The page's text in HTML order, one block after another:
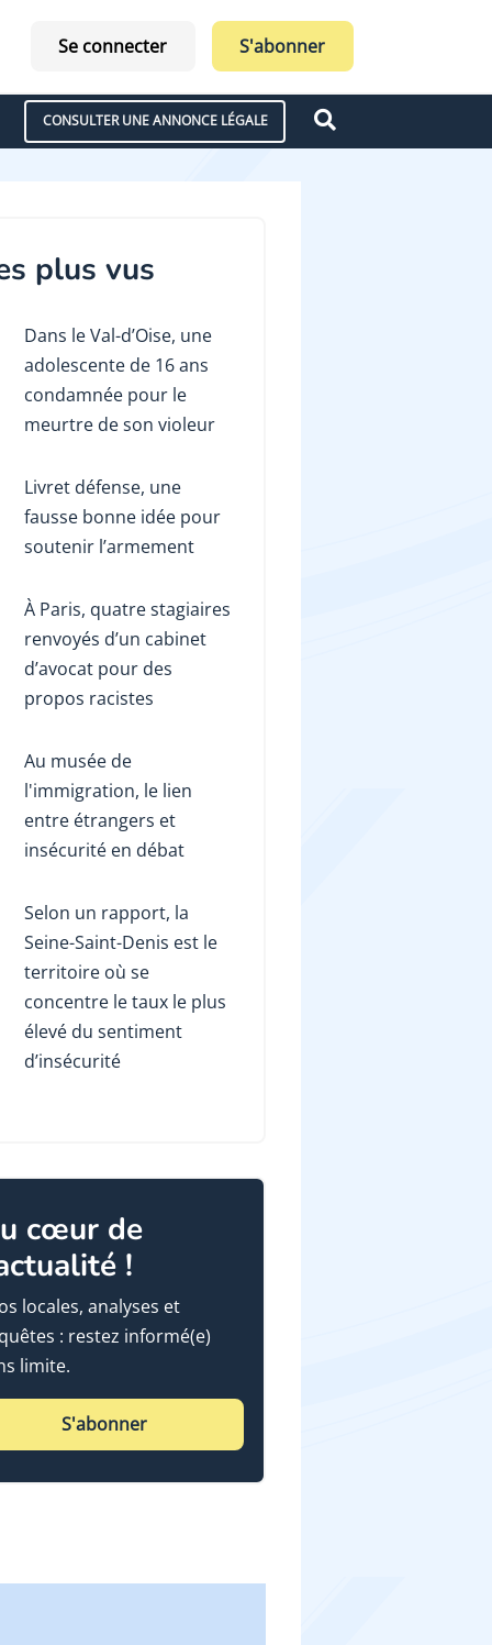
Se connecter S'abonner
CONSULTER UNE ANNONCE LÉGALE
plus vus
Dans le Val-d’Oise, une
adolescente de 16 ans
condamnée pour le
meurtre de son violeur
Livret défense, une
fausse bonne idée pour
soutenir l’armement
À Paris, quatre stagiaires
renvoyés d’un cabinet
d’avocat pour des
propos racistes
Au musée de
l'immigration, le lien
entre étrangers et
insécurité en débat
Selon un rapport, la
Seine-Saint-Denis est le
territoire où se
concentre le taux le plus
élevé du sentiment
d’insécurité
cœur de
!
locales, analyses et
: restez informé(e)
limite.
S'abonner